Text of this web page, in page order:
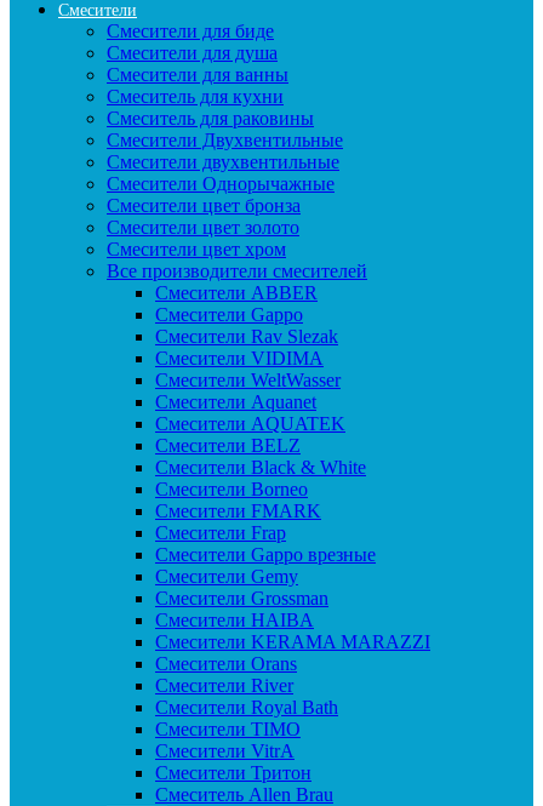
Смесители
Смесители для биде
Смесители для душа
Смесители для ванны
Смеситель для кухни
Смеситель для раковины
Смесители Двухвентильные
Смесители двухвентильные
Смесители Однорычажные
Смесители цвет бронза
Смесители цвет золото
Смесители цвет хром
Все производители смесителей
Cмесители ABBER
Cмесители Gappo
Cмесители Rav Slezak
Cмесители VIDIMA
Cмесители WeltWasser
Смесители Aquanet
Смесители AQUATEK
Смесители BELZ
Смесители Black & White
Смесители Borneo
Смесители FMARK
Смесители Frap
Смесители Gappo врезные
Смесители Gemy
Смесители Grossman
Смесители HAIBA
Смесители KERAMA MARAZZI
Смесители Orans
Смесители River
Смесители Royal Bath
Смесители TIMO
Смесители VitrA
Смесители Тритон
Смеситель Allen Brau